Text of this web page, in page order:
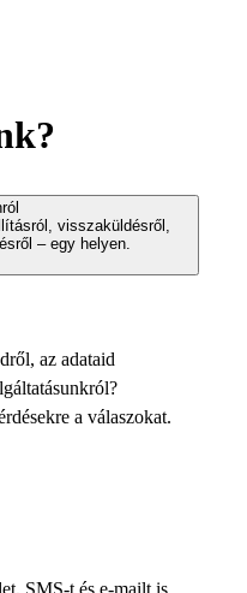
visszaküldésről,
– egy helyen.
az adataid
a válaszokat.
SMS-t és e-mailt is